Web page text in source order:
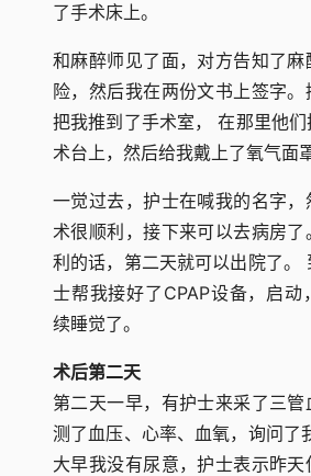
了手术床上。
和麻醉师见了面，对方告知了
险，然后我在两份文书上签字
把我推到了手术室， 在那里他
术台上，然后给我戴上了氧气面罩
一觉过去，护士在喊我的名字
术很顺利，接下来可以去病房
利的话，第二天就可以出院了。
士帮我接好了CPAP设备，启动
续睡觉了。
术后第二天
第二天一早，有护士来采了三管
测了血压、心率、血氧，询问了
大早我没有尿意，护士表示昨天